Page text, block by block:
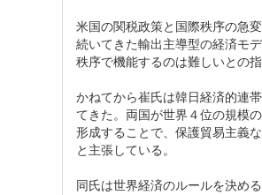
米国の関税政策と国際秩序の急
続いてきた輸出主導型の経済モ
秩序で機能するのは難しいとの指
かねてから崔氏は韓日経済的連
てきた。両国が世界４位の規模
形成することで、保護貿易主義
と主張している。
同氏は世界経済のルールを決め